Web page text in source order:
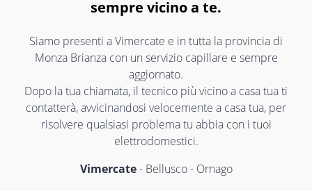
sempre vicino a te.
Siamo presenti a Vimercate e in tutta la provincia di
Monza Brianza con un servizio capillare e sempre
aggiornato.
Dopo la tua chiamata, il tecnico più vicino a casa tua ti
contatterà, avvicinandosi velocemente a casa tua, per
risolvere qualsiasi problema tu abbia con i tuoi
elettrodomestici.
Vimercate- Bellusco - Ornago